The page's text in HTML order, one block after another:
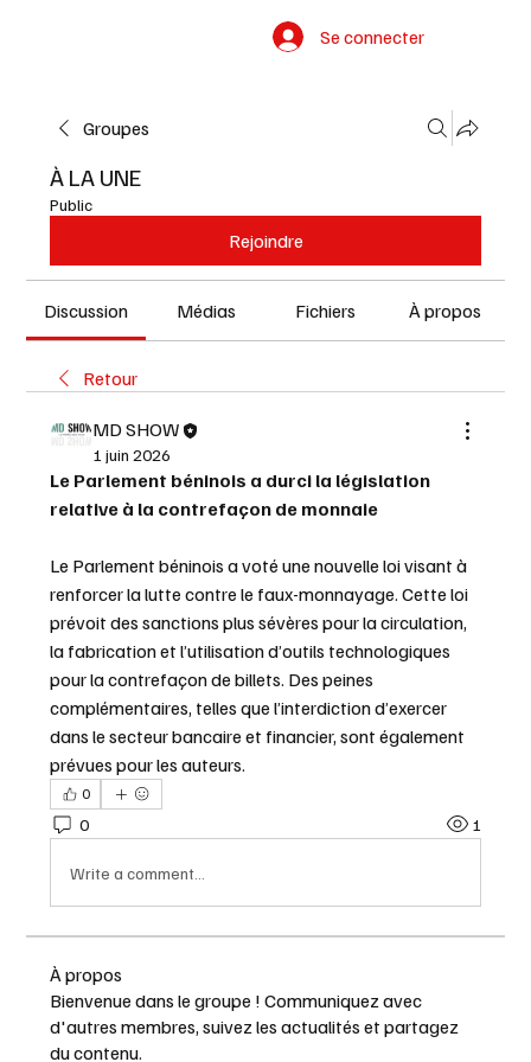
Se connecter
Groupes
À LA UNE
Public
Rejoindre
Discussion Médias Fichiers À propos
Retour
MD SHOW
1 juin 2026
Le Parlement béninois a durci la législation
relative à la contrefaçon de monnaie
Le Parlement béninois a voté une nouvelle loi visant à
renforcer la lutte contre le faux-monnayage. Cette loi
prévoit des sanctions plus sévères pour la circulation,
la fabrication et l’utilisation d’outils technologiques
pour la contrefaçon de billets. Des peines
complémentaires, telles que l’interdiction d’exercer
dans le secteur bancaire et financier, sont également
prévues pour les auteurs.
0
0 1
Write a comment...
À propos
Bienvenue dans le groupe ! Communiquez avec
d'autres membres, suivez les actualités et partagez
du contenu.